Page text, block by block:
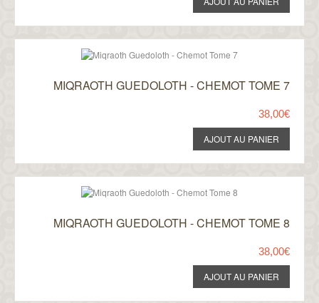
MIQRAOTH GUEDOLOTH - CHEMOT TOME 7
38,00€
MIQRAOTH GUEDOLOTH - CHEMOT TOME 8
38,00€